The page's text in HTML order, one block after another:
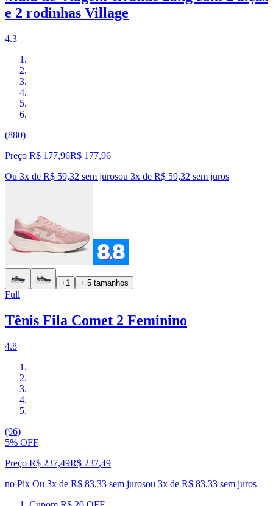
e 2 rodinhas Village
4.3
(880)
Preço R$ 177,96R$ 177,96
Ou 3x de R$ 59,32 sem jurosou 3x de R$ 59,32 sem juros
+1 + 5 tamanhos
Full
Tênis Fila Comet 2 Feminino
4.8
(96)
5% OFF
Preço R$ 237,49R$ 237,49
no Pix Ou 3x de R$ 83,33 sem jurosou 3x de R$ 83,33 sem juros